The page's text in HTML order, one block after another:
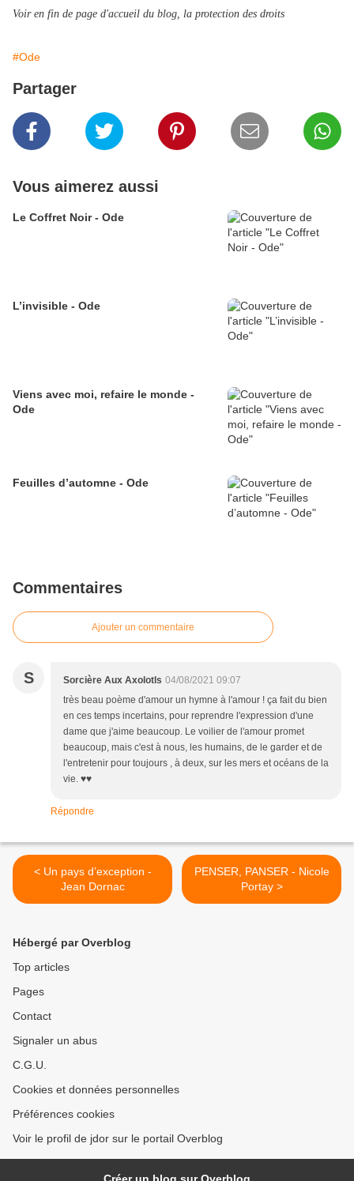
Voir en fin de page d'accueil du blog, la protection des droits
#Ode
Partager
Vous aimerez aussi
Le Coffret Noir - Ode
L’invisible - Ode
Viens avec moi, refaire le monde -
Ode
Feuilles d’automne - Ode
Commentaires
Ajouter un commentaire
S Sorcière Aux Axolotls 04/08/2021 09:07
très beau poème d'amour un hymne à l'amour ! ça fait du bien
en ces temps incertains, pour reprendre l'expression d'une
dame que j'aime beaucoup. Le voilier de l'amour promet
beaucoup, mais c'est à nous, les humains, de le garder et de
l'entretenir pour toujours , à deux, sur les mers et océans de la
vie. ♥♥
Répondre
< Un pays d’exception -
Jean Dornac
PENSER, PANSER - Nicole
Portay >
Hébergé par Overblog
Top articles
Pages
Contact
Signaler un abus
C.G.U.
Cookies et données personnelles
Préférences cookies
Voir le profil de jdor sur le portail Overblog